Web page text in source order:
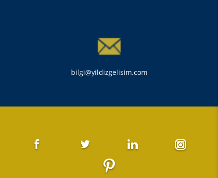
bilgi@yildizgelisim.com